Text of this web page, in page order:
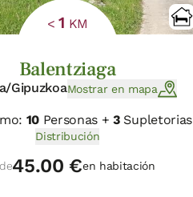
<1 KM
Balentziaga
GipuzkoaMostrar en mapa
10Personas +3Supletorias
Distribución
45.00 €en habitación